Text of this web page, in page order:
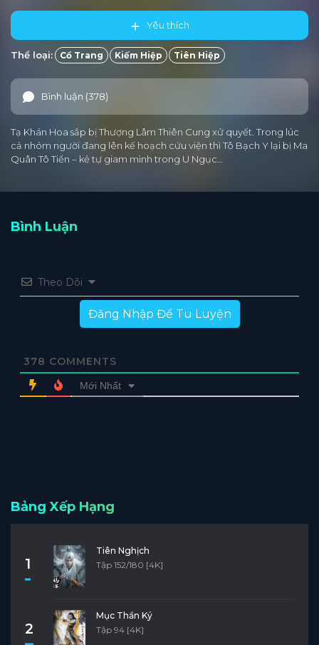
Yêu thích
Thể loại: Cổ Trang Kiếm Hiệp Tiên Hiệp
Bình luận (378)
Tạ Khán Hoa sắp bị Thượng Lâm Thiên Cung xử quyết. Trong lúc
cả nhóm người đang lên kế hoạch cứu viện thì Tô Bạch Y lại bị Ma
Quân Tô Tiển – kẻ tự giam mình trong U Ngục…
Bình Luận
Theo Dõi
Đăng Nhập Để Tu Luyện
378 COMMENTS
Mới Nhất
Bảng Xếp Hạng
1
Tiên Nghịch
Tập 152/180 [4K]
2
Mục Thần Ký
Tập 94 [4K]